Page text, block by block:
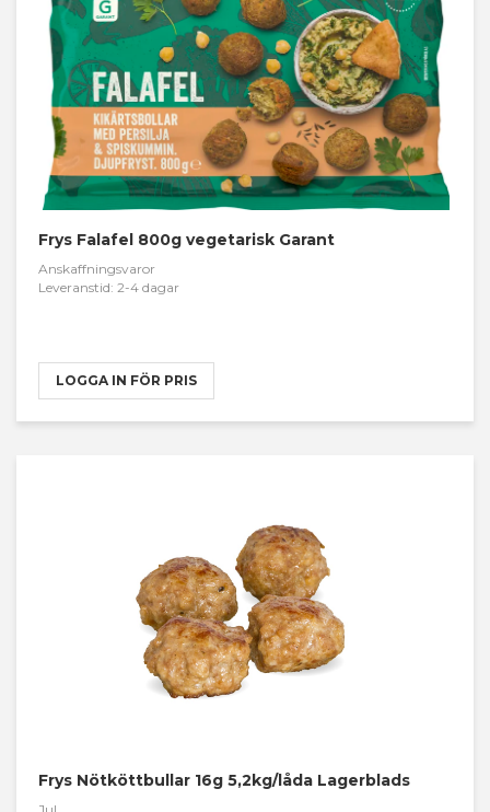
Frys Falafel 800g vegetarisk Garant
Anskaffningsvaror
Leveranstid: 2-4 dagar
LOGGA IN FÖR PRIS
Frys Nötköttbullar 16g 5,2kg/låda Lagerblads